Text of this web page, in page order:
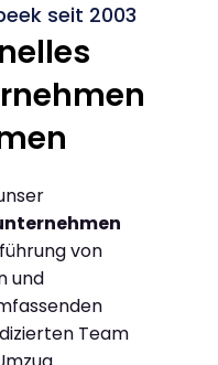
seit 2003
von
und
Team